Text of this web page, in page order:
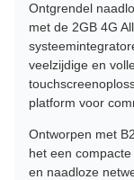
Ontgrendel
met de 2GB 4G
veelzijdige en
platform voor
Ontworpen met
het een
en naadloze